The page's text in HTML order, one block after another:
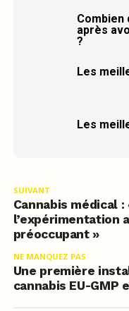
après
?
Les
Les
SUIVANT
Cannabis médical
l’expérimentation
préoccupant »
NE MANQUEZ PAS
Une première
cannabis EU-GMP